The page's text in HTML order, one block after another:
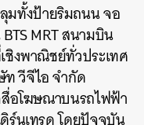
มทั้งป้ายริมถนน จอ
MRT สนามบิน
งพาณิชย์ทั่วประเทศ
วีจีไอ จำกัด
อโฆษณาบนรถไฟฟ้า